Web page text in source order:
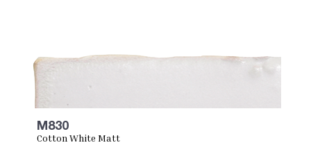
M830
Cotton White Matt